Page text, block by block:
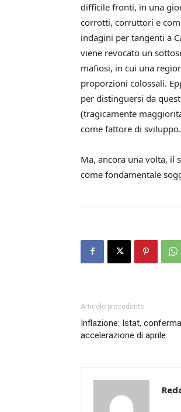
difficile fronti, in una
corrotti, corruttori e
indagini per tangenti a
viene revocato un
mafiosi, in cui una
proporzioni colossali.
per distinguersi da
(tragicamente
come fattore di sviluppo.
Ma, ancora una volta, il
come fondamentale
Articolo precedente
Inflazione: Istat,
accelerazione di aprile